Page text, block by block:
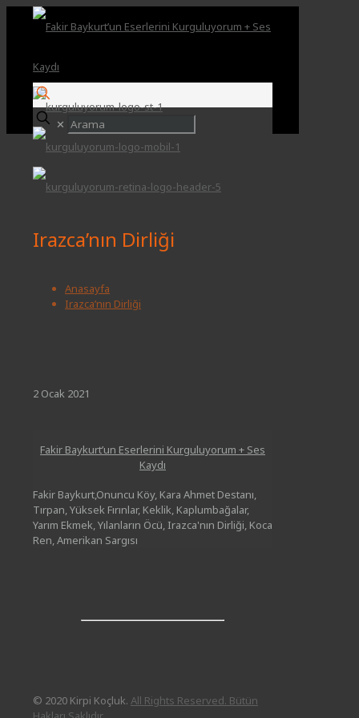
✕
Irazca’nın Dirliği
Anasayfa
Irazca’nın Dirliği
2 Ocak 2021
Fakir Baykurt’un Eserlerini Kurguluyorum + Ses
Kaydı
Fakir Baykurt,Onuncu Köy, Kara Ahmet Destanı,
Tırpan, Yüksek Fırınlar, Keklik, Kaplumbağalar,
Yarım Ekmek, Yılanların Öcü, Irazca'nın Dirliği, Koca
Ren, Amerikan Sargısı
© 2020 Kirpi Koçluk. All Rights Reserved. Bütün